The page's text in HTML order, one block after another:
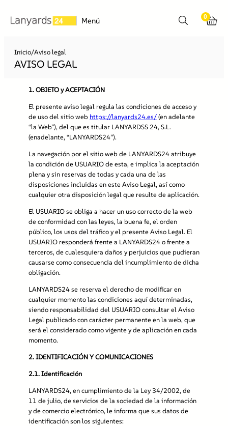
Menú 0
Inicio/Aviso legal
AVISO LEGAL
1.OBJETO y ACEPTACIÓN
El presente aviso legal regula las condiciones de acceso y
de uso del sitio web https://lanyards24.es/(en adelante
“la Web”), del que es titular LANYARDSS 24, S.L.
(enadelante, “LANYARDS24”).
La navegación por el sitio web de LANYARDS24 atribuye
la condición de USUARIO de esta, e implica la aceptación
plena y sin reservas de todas y cada una de las
disposiciones incluidas en este Aviso Legal, así como
cualquier otra disposición legal que resulte de aplicación.
El USUARIO se obliga a hacer un uso correcto de la web
de conformidad con las leyes, la buena fe, el orden
público, los usos del tráfico y el presente Aviso Legal. El
USUARIO responderá frente a LANYARDS24 o frente a
terceros, de cualesquiera daños y perjuicios que pudieran
causarse como consecuencia del incumplimiento de dicha
obligación.
LANYARDS24 se reserva el derecho de modificar en
cualquier momento las condiciones aquí determinadas,
siendo responsabilidad del USUARIO consultar el Aviso
Legal publicado con carácter permanente en la web, que
será el considerado como vigente y de aplicación en cada
momento.
2.IDENTIFICACIÓN Y COMUNICACIONES
2.1. Identificación
LANYARDS24, en cumplimiento de la Ley 34/2002, de
11 de julio, de servicios de la sociedad de la información
y de comercio electrónico, le informa que sus datos de
identificación son los siguientes: